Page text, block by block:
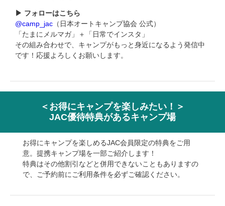
▶︎ フォローはこちら
@camp_jac （日本オートキャンプ協会 公式）
「たまにメルマガ」＋「日常でインスタ」
その組み合わせで、キャンプがもっと身近になるよう発信中
です！応援よろしくお願いします。
＜お得にキャンプを楽しみたい！＞
JAC優待特典があるキャンプ場
お得にキャンプを楽しめるJAC会員限定の特典をご用
意。提携キャンプ場を一部ご紹介します！
特典はその他割引などと併用できないこともありますの
で、ご予約前にご利用条件を必ずご確認ください。